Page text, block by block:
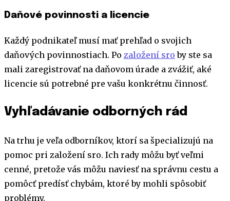
Daňové povinnosti a licencie
Každý podnikateľ musí mať prehľad o svojich
daňových povinnostiach. Po založení sro by ste sa
mali zaregistrovať na daňovom úrade a zvážiť, aké
licencie sú potrebné pre vašu konkrétnu činnosť.
Vyhľadávanie odborných rád
Na trhu je veľa odborníkov, ktorí sa špecializujú na
pomoc pri založení sro. Ich rady môžu byť veľmi
cenné, pretože vás môžu naviesť na správnu cestu a
pomôcť predísť chybám, ktoré by mohli spôsobiť
problémy.